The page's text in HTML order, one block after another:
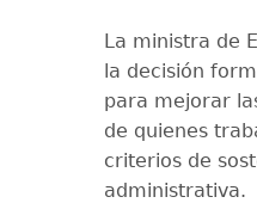
La ministra de
la decisión
para mejorar
de quienes
criterios de
administrativa.